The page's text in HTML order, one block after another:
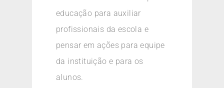
educação para auxiliar
profissionais da escola e
pensar em ações para equipe
da instituição e para os
alunos.